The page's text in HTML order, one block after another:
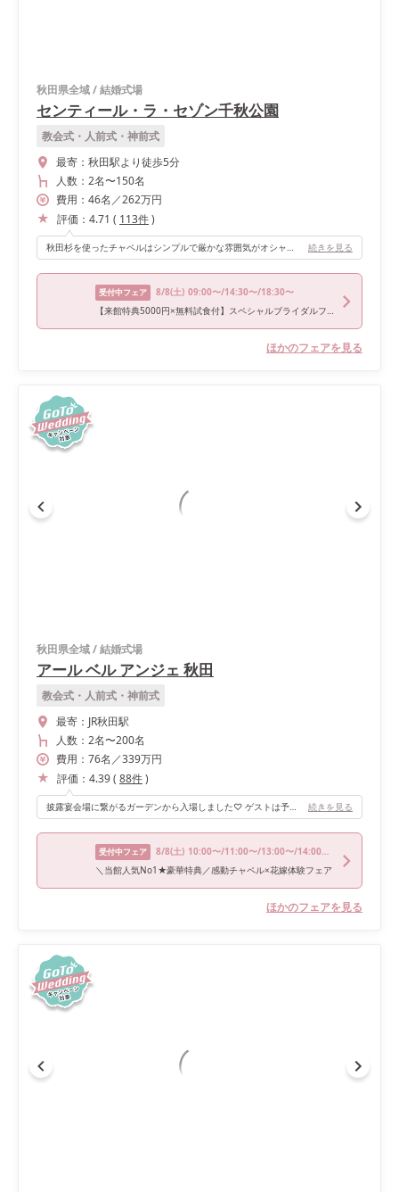
秋田県全域/結婚式場
センティール・ラ・セゾン千秋公園
教会式・人前式・神前式
最寄： 秋田駅より徒歩5分
人数： 2名〜150名
費用： 46名 ／262万円
評価： 4.71 ( 113件)
秋田杉を使ったチャペルはシンプルで厳かな雰囲気がオシャレでお気に入りです。 続きを見る
受付中フェア 8/8(土) 09:00〜/14:30〜/18:30〜
【来館特典5000円×無料試食付】スペシャルブライダルフェア
ほかのフェアを見る
秋田県全域/結婚式場
アール ベル アンジェ 秋田
教会式・人前式・神前式
最寄： JR秋田駅
人数： 2名〜200名
費用： 76名 ／339万円
評価： 4.39( 88件)
披露宴会場に繋がるガーデンから入場しました♡ ゲストは予想していなかったようでプチサプライズができます！ また、お色直しは階段からの入場にしました。 色んなパターンの入場ができるので、自分の好きな演出ができると思います！ 続きを見る
受付中フェア 8/8(土) 10:00〜/11:00〜/13:00〜/14:00〜/16:00〜
＼当館人気No1★豪華特典／感動チャペル×花嫁体験フェア
ほかのフェアを見る